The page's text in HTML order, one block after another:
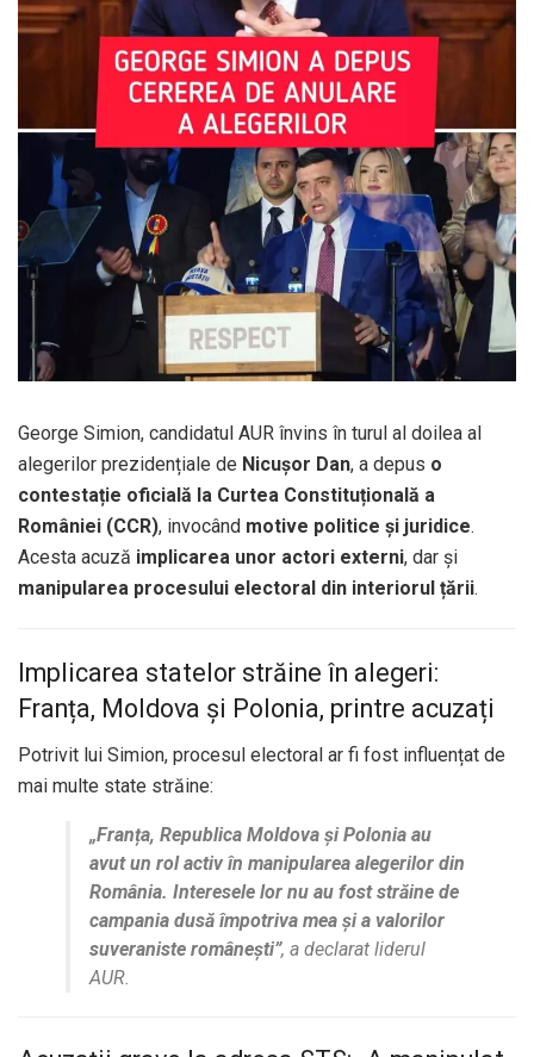
George Simion, candidatul AUR învins în turul al doilea al
alegerilor prezidențiale de Nicușor Dan, a depus o
contestație oficială la Curtea Constituțională a
României (CCR), invocând motive politice și juridice.
Acesta acuză implicarea unor actori externi, dar și
manipularea procesului electoral din interiorul țării.
Implicarea statelor străine în alegeri:
Franța, Moldova și Polonia, printre acuzați
Potrivit lui Simion, procesul electoral ar fi fost influențat de
mai multe state străine:
„Franța, Republica Moldova și Polonia au
avut un rol activ în manipularea alegerilor din
România. Interesele lor nu au fost străine de
campania dusă împotriva mea și a valorilor
suveraniste românești”, a declarat liderul
AUR.